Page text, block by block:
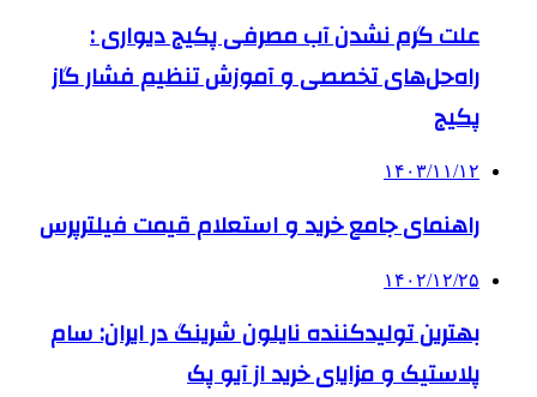
علت گرم نشدن آب مصرفی پکیج دیواری :
راه‌حل‌های تخصصی و آموزش تنظیم فشار گاز
پکیج
۱۴۰۳/۱۱/۱۲
راهنمای جامع خرید و استعلام قیمت فیلترپرس
۱۴۰۲/۱۲/۲۵
بهترین تولیدکننده نایلون شرینگ در ایران: سام
پلاستیک و مزایای خرید از آیو پک